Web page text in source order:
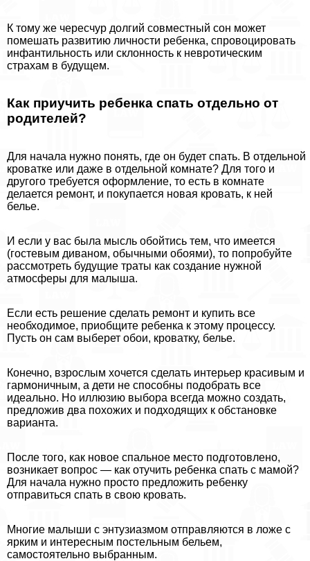
К тому же чересчур долгий совместный сон может
помешать развитию личности ребенка, спровоцировать
инфантильность или склонность к невротическим
стpaxaм в будущем.
Как приучить ребенка спать отдельно от
родителей?
Для начала нужно понять, где он будет спать. В отдельной
кроватке или даже в отдельной комнате? Для того и
другого требуется оформление, то есть в комнате
делается ремонт, и покупается новая кровать, к ней
белье.
И если у вас была мысль обойтись тем, что имеется
(гостевым диваном, обычными обоями), то попробуйте
рассмотреть будущие траты как создание нужной
атмосферы для малыша.
Если есть решение сделать ремонт и купить все
необходимое, приобщите ребенка к этому процессу.
Пусть он сам выберет обои, кроватку, белье.
Конечно, взрослым хочется сделать интерьер красивым и
гармоничным, а дети не способны подобрать все
идеально. Но иллюзию выбора всегда можно создать,
предложив два похожих и подходящих к обстановке
варианта.
После того, как новое спальное место подготовлено,
возникает вопрос — как отучить ребенка спать с мамой?
Для начала нужно просто предложить ребенку
отправиться спать в свою кровать.
Многие малыши с энтузиазмом отправляются в ложе с
ярким и интересным пocтeльным бельем,
самостоятельно выбранным.